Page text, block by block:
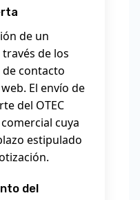
de un
de los
contacto
El envío de
del OTEC
cuya
estipulado
del